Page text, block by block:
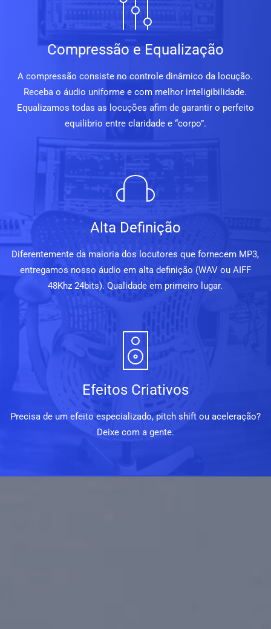
Compressão e Equalização
A compressão consiste no controle dinâmico da locução.
Receba o áudio uniforme e com melhor inteligibilidade.
Equalizamos todas as locuções afim de garantir o perfeito
equilibrio entre claridade e “corpo”.
Alta Definição
Diferentemente da maioria dos locutores que fornecem MP3,
entregamos nosso áudio em alta definição (WAV ou AIFF
48Khz 24bits). Qualidade em primeiro lugar.
Efeitos Criativos
Precisa de um efeito especializado, pitch shift ou aceleração?
Deixe com a gente.